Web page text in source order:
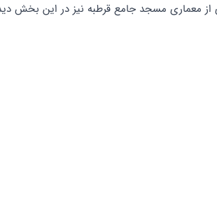
از معماری مسجد جامع قرطبه نیز در این بخش